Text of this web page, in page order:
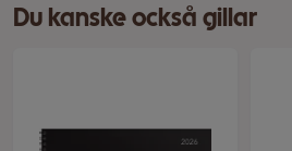
Du kanske också gillar